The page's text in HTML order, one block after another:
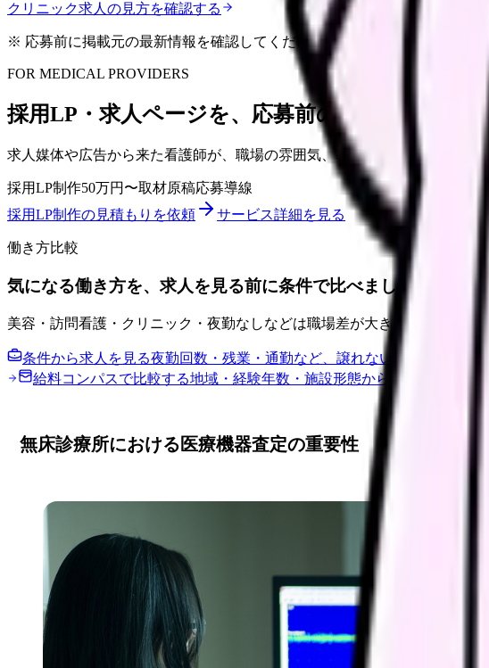
クリニック求人の見方を確認する
※ 応募前に掲載元の最新情報を確認してください
FOR MEDICAL PROVIDERS
採用LP・求人ページを、応募前の不安解消ペー
求人媒体や広告から来た看護師が、職場の雰囲気、教育体制、働き方を確
採用LP制作50万円〜取材原稿応募導線
採用LP制作の見積もりを依頼
サービス詳細を見る
働き方比較
気になる働き方を、求人を見る前に条件で比べましょう。
美容・訪問看護・クリニック・夜勤なしなどは職場差が大きい領域です
条件から求人を見る夜勤回数・残業・通勤など、譲れない条件で比較で
給料コンパスで比較する地域・経験年数・施設形態から、今の給料の
無床診療所における医療機器査定の重要性